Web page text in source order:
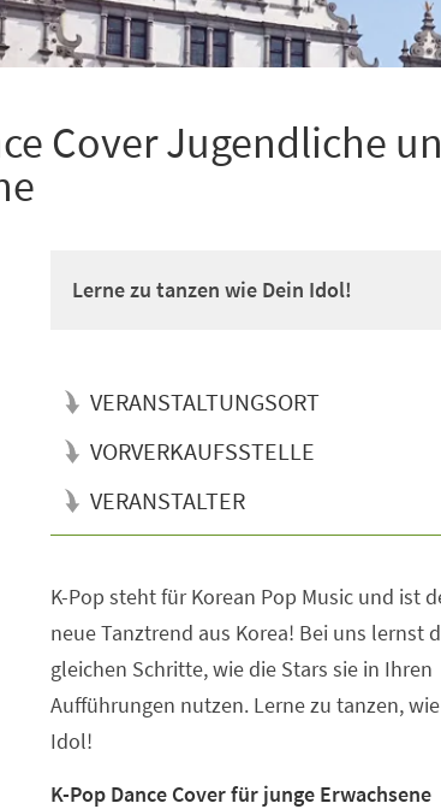
Cover Jugendliche
Lerne zu tanzen wie Dein Idol!
VERANSTALTUNGSORT
VORVERKAUFSSTELLE
VERANSTALTER
K-Pop steht für Korean Pop Music und ist
neue Tanztrend aus Korea! Bei uns lernst
gleichen Schritte, wie die Stars sie in Ihren
Aufführungen nutzen. Lerne zu tanzen,
Idol!
K-Pop Dance Cover für junge Erwachsene